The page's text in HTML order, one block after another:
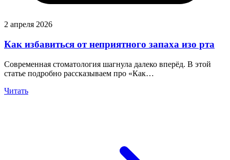
2 апреля 2026
Как избавиться от неприятного запаха изо рта
Современная стоматология шагнула далеко вперёд. В этой
статье подробно рассказываем про «Как…
Читать